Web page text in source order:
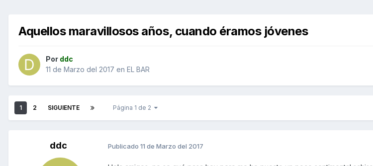
Aquellos maravillosos años, cuando éramos jóvenes
Por ddc
11 de Marzo del 2017 en EL BAR
1 2 SIGUIENTE Página 1 de 2
ddc Publicado 11 de Marzo del 2017